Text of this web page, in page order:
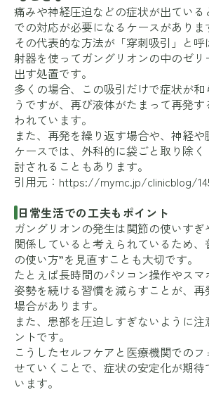
痛みや神経圧迫などの症状が出てい
での対応が必要になるケースがありま
その代表的な方法が「穿刺吸引」と
射器を使ってガングリオンの中のゼリ
出す処置です。
多くの場合、この吸引だけで症状が和
うですが、再び液体がたまって再発
われています。
また、再発を繰り返す場合や、神経
ケースでは、外科的に袋ごと取り除
討されることもあります。
引用元： https://mymc.jp/clinicblog/
日常生活での工夫もポイント
ガングリオンの発生は関節の使いす
関係していると考えられているため
の使い方”を見直すことも大切です。
たとえば長時間のパソコン操作やスマ
姿勢を続ける習慣を減らすことが、再
場合があります。
また、患部を圧迫しすぎないように
ントです。
こうしたセルフケアと医療機関での
せていくことで、症状の安定化が期待
います。